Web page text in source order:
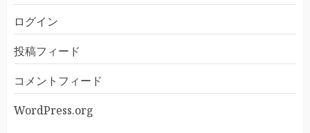
ログイン
投稿フィード
コメントフィード
WordPress.org